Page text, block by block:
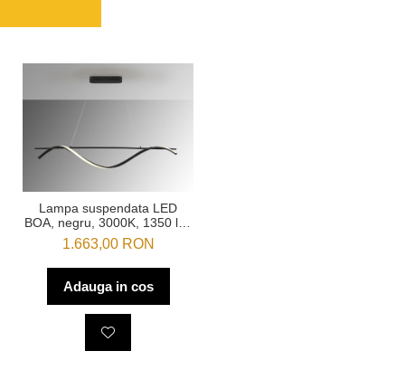
Lampa suspendata LED
BOA, negru, 3000K, 1350 lm,
lungime 150 cm - SCHULLER
1.663,00 RON
Adauga in cos